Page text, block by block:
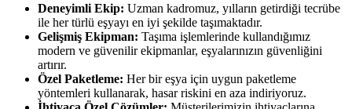
Deneyimli Ekip: Uzman kadromuz, yılların getirdiği tecrübe
ile her türlü eşyayı en iyi şekilde taşımaktadır.
Gelişmiş Ekipman: Taşıma işlemlerinde kullandığımız
modern ve güvenilir ekipmanlar, eşyalarınızın güvenliğini
artırır.
Özel Paketleme: Her bir eşya için uygun paketleme
yöntemleri kullanarak, hasar riskini en aza indiriyoruz.